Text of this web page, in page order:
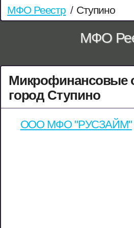
МФО Реестр / Ступино
МФО
Микрофинансовые
город Ступино
ООО МФО "РУСЗАЙМ"